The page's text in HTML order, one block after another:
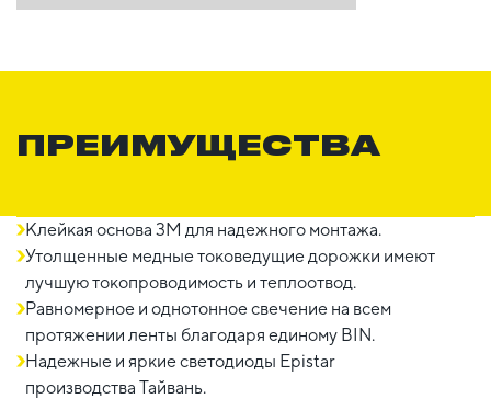
ПРЕИМУЩЕСТВА
Клейкая основа 3М для надежного монтажа.
Утолщенные медные токоведущие дорожки имеют
лучшую токопроводимость и теплоотвод.
Равномерное и однотонное свечение на всем
протяжении ленты благодаря единому BIN.
Надежные и яркие светодиоды Epistar
производства Тайвань.